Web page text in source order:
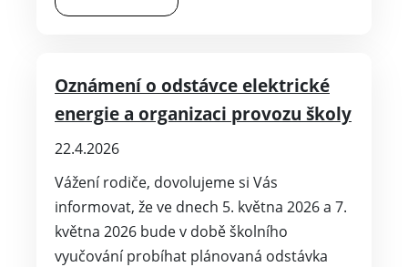
Oznámení o odstávce elektrické
energie a organizaci provozu školy
22.4.2026
Vážení rodiče, dovolujeme si Vás
informovat, že ve dnech 5. května 2026 a 7.
května 2026 bude v době školního
vyučování probíhat plánovaná odstávka